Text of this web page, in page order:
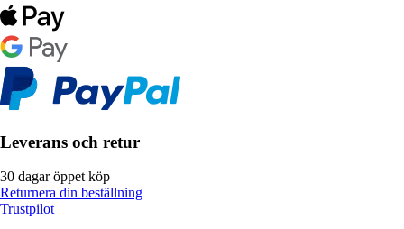
Leverans och retur
30 dagar öppet köp
Returnera din beställning
Trustpilot